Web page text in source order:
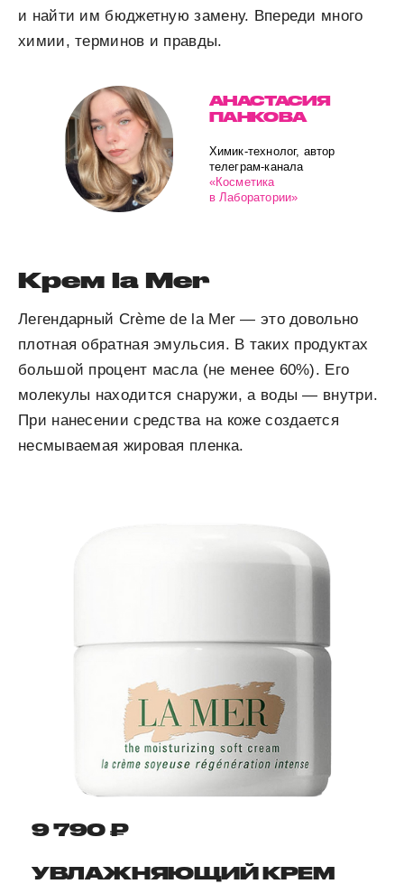
и найти им бюджетную замену. Впереди много
химии, терминов и правды.
АНАСТАСИЯ
ПАНКОВА
Химик-технолог, автор
телеграм-канала
«Косметика
в Лаборатории»
Крем la Mer
Легендарный Crème de la Mer — это довольно
плотная обратная эмульсия. В таких продуктах
большой процент масла (не менее 60%). Его
молекулы находится снаружи, а воды — внутри.
При нанесении средства на коже создается
несмываемая жировая пленка.
9 790 ₽
УВЛАЖНЯЮЩИЙ КРЕМ